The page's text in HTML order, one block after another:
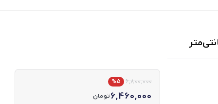
6,800,000
%5
6,460,000تومان